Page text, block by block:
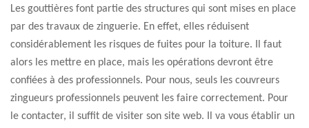
Les gouttières font partie des structures qui sont mises en place
par des travaux de zinguerie. En effet, elles réduisent
considérablement les risques de fuites pour la toiture. Il faut
alors les mettre en place, mais les opérations devront être
confiées à des professionnels. Pour nous, seuls les couvreurs
zingueurs professionnels peuvent les faire correctement. Pour
le contacter, il suffit de visiter son site web. Il va vous établir un